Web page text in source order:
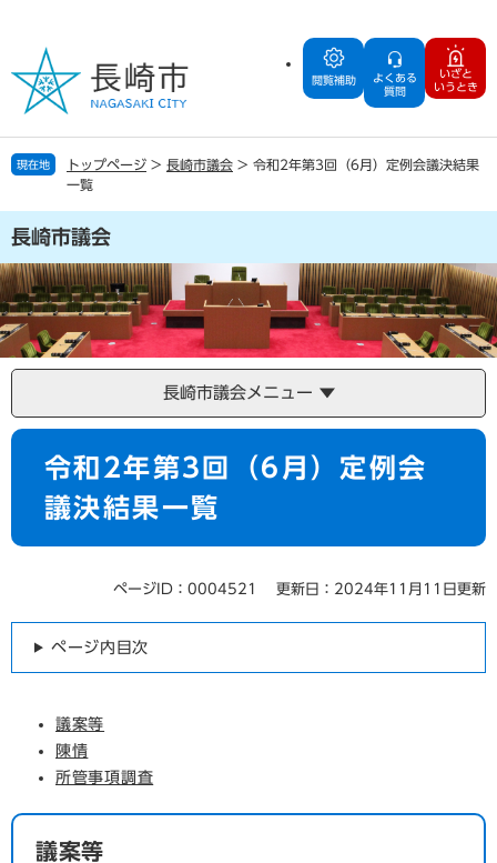
の
で
す
ー
ば
し
文
へ
閲覧補助
よくある
質問
いざと
いうとき
現在地 トップページ > 長崎市議会 > 令和2年第3回（6月）定例会議決結果
一覧
長崎市議会
長崎市議会メニュー
本
令和2年第3回（6月）定例会
議決結果一覧
ページID：0004521 更新日：2024年11月11日更新
ページ内目次
議案等
陳情
所管事項調査
議案等